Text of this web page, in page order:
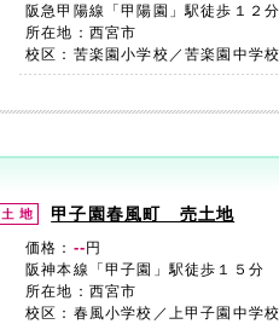
阪急甲陽線「甲陽園」駅徒歩１２
所在地：西宮市
校区：苦楽園小学校／苦楽園中学
甲子園春風町 売土地
価格： -- 円
阪神本線「甲子園」駅徒歩１５分
所在地：西宮市
校区：春風小学校／上甲子園中学